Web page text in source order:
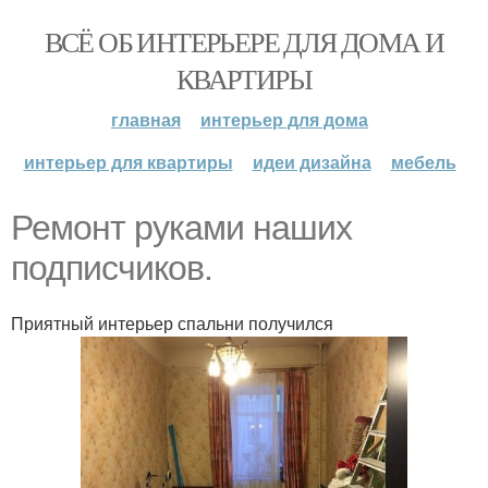
ВСЁ ОБ ИНТЕРЬЕРЕ ДЛЯ ДОМА И
КВАРТИРЫ
главная
интерьер для дома
интерьер для квартиры
идеи дизайна мебель
Ремонт руками наших
подписчиков.
Приятный интерьер спальни получился